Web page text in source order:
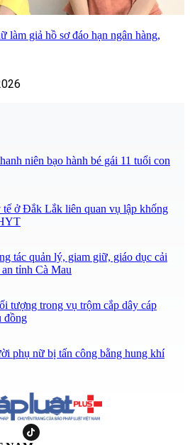
làm giả hồ sơ đáo hạn ngân hàng,
niên bạo hành bé gái 11 tuổi con
ở Đắk Lắk liên quan vụ lập khống
tác quản lý, giam giữ, giáo dục cải
tỉnh Cà Mau
tượng trong vụ trộm cắp dây cáp
đồng
phụ nữ bị tấn công bằng hung khí